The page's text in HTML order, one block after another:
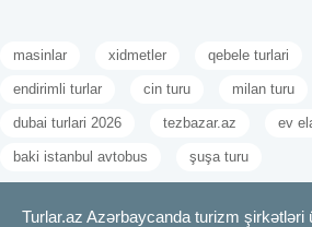
masinlar xidmetler qebele turlari
endirimli turlar cin turu milan turu
dubai turlari 2026 tezbazar.az ev
baki istanbul avtobus şuşa turu
Turlar.az Azərbaycanda turizm şirkətləri